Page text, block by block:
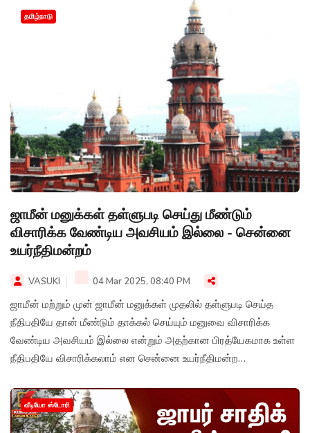
தமிழ்நாடு
ஜாமீன் மனுக்கள் தள்ளுபடி செய்து மீண்டும்
விசாரிக்க வேண்டிய அவசியம் இல்லை - சென்னை
உயர்நீதிமன்றம்
VASUKI 04 Mar 2025, 08:40 PM
ஜாமீன் மற்றும் முன் ஜாமீன் மனுக்கள் முதலில் தள்ளுபடி செய்த
நீதிபதியே தான் மீண்டும் தாக்கல் செய்யும் மனுவை விசாரிக்க
வேண்டிய அவசியம் இல்லை என்றும் அதற்கான பிரத்யேகமாக உள்ள
நீதிபதியே விசாரிக்கலாம் என சென்னை உயர்நீதிமன்ற
வீடியோ ஸ்டோரி